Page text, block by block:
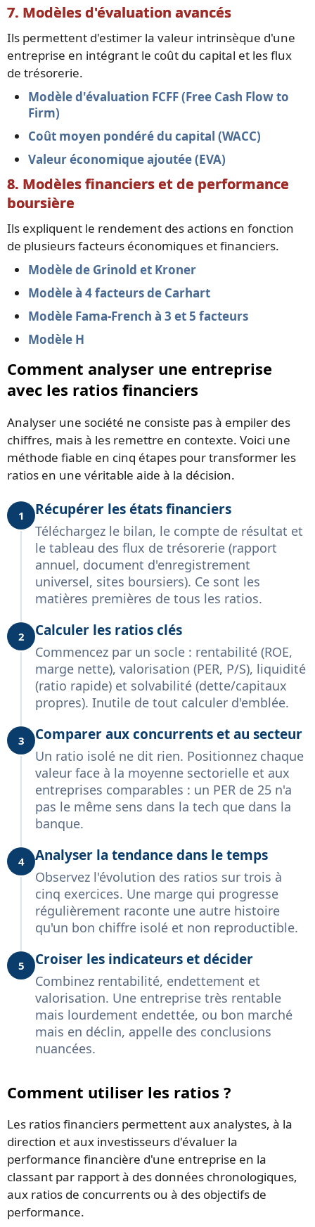
7. Modèles d'évaluation avancés
Ils permettent d'estimer la valeur intrinsèque d'une
entreprise en intégrant le coût du capital et les flux
de trésorerie.
Modèle d'évaluation FCFF (Free Cash Flow to
Firm)
Coût moyen pondéré du capital (WACC)
Valeur économique ajoutée (EVA)
8. Modèles financiers et de performance
boursière
Ils expliquent le rendement des actions en fonction
de plusieurs facteurs économiques et financiers.
Modèle de Grinold et Kroner
Modèle à 4 facteurs de Carhart
Modèle Fama-French à 3 et 5 facteurs
Modèle H
Comment analyser une entreprise
avec les ratios financiers
Analyser une société ne consiste pas à empiler des
chiffres, mais à les remettre en contexte. Voici une
méthode fiable en cinq étapes pour transformer les
ratios en une véritable aide à la décision.
1 Récupérer les états financiers
Téléchargez le bilan, le compte de résultat et
le tableau des flux de trésorerie (rapport
annuel, document d'enregistrement
universel, sites boursiers). Ce sont les
matières premières de tous les ratios.
2 Calculer les ratios clés
Commencez par un socle : rentabilité (ROE,
marge nette), valorisation (PER, P/S), liquidité
(ratio rapide) et solvabilité (dette/capitaux
propres). Inutile de tout calculer d'emblée.
3 Comparer aux concurrents et au secteur
Un ratio isolé ne dit rien. Positionnez chaque
valeur face à la moyenne sectorielle et aux
entreprises comparables : un PER de 25 n'a
pas le même sens dans la tech que dans la
banque.
4 Analyser la tendance dans le temps
Observez l'évolution des ratios sur trois à
cinq exercices. Une marge qui progresse
régulièrement raconte une autre histoire
qu'un bon chiffre isolé et non reproductible.
5 Croiser les indicateurs et décider
Combinez rentabilité, endettement et
valorisation. Une entreprise très rentable
mais lourdement endettée, ou bon marché
mais en déclin, appelle des conclusions
nuancées.
Comment utiliser les ratios ?
Les ratios financiers permettent aux analystes, à la
direction et aux investisseurs d'évaluer la
performance financière d'une entreprise en la
classant par rapport à des données chronologiques,
aux ratios de concurrents ou à des objectifs de
performance.